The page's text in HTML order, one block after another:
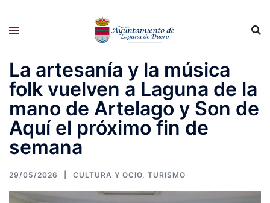
La artesanía y la música
folk vuelven a Laguna de la
mano de Artelago y Son de
Aquí el próximo fin de
semana
29/05/2026 CULTURA Y OCIO, TURISMO